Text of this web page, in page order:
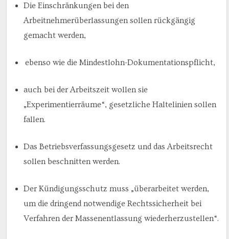
Die Einschränkungen bei den
Arbeitnehmerüberlassungen sollen rückgängig
gemacht werden,
ebenso wie die Mindestlohn-Dokumentationspflicht,
auch bei der Arbeitszeit wollen sie
„Experimentierräume“, gesetzliche Haltelinien sollen
fallen.
Das Betriebsverfassungsgesetz und das Arbeitsrecht
sollen beschnitten werden.
Der Kündigungsschutz muss „überarbeitet werden,
um die dringend notwendige Rechtssicherheit bei
Verfahren der Massenentlassung wiederherzustellen“.